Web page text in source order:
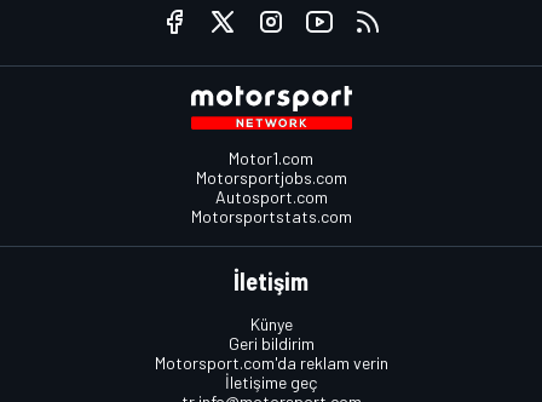
Motor1.com
Motorsportjobs.com
Autosport.com
Motorsportstats.com
İletişim
Künye
Geri bildirim
Motorsport.com'da reklam verin
İletişime geç